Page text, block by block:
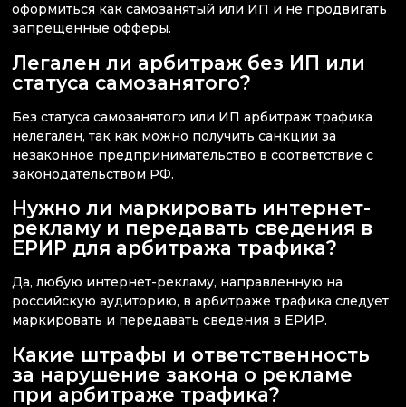
оформиться как самозанятый или ИП и не продвигать
запрещенные офферы.
Легален ли арбитраж без ИП или
статуса самозанятого?
Без статуса самозанятого или ИП арбитраж трафика
нелегален, так как можно получить санкции за
незаконное предпринимательство в соответствие с
законодательством РФ.
Нужно ли маркировать интернет-
рекламу и передавать сведения в
ЕРИР для арбитража трафика?
Да, любую интернет-рекламу, направленную на
российскую аудиторию, в арбитраже трафика следует
маркировать и передавать сведения в ЕРИР.
Какие штрафы и ответственность
за нарушение закона о рекламе
при арбитраже трафика?